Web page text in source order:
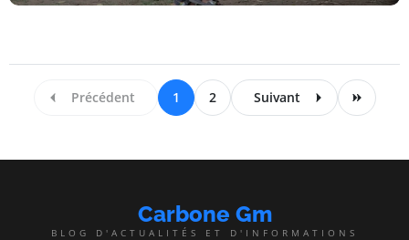
Précédent 1 2 Suivant
Carbone Gm
BLOG D'ACTUALITÉS ET D'INFORMATIONS